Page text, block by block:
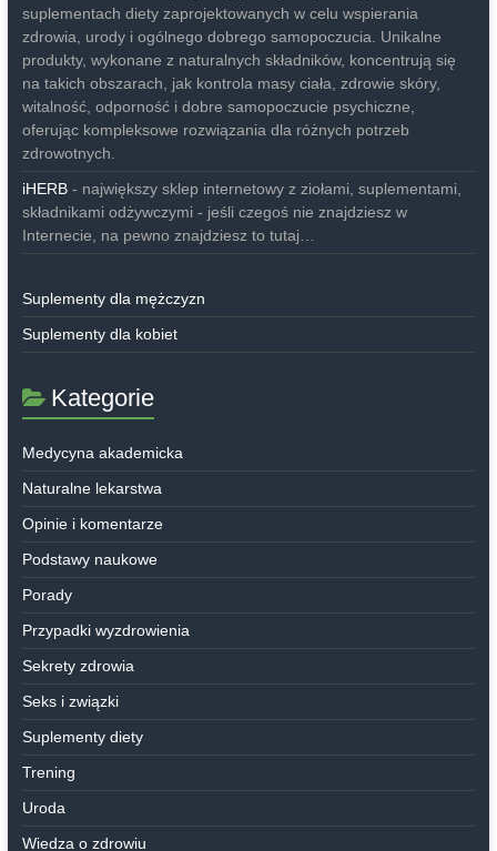
suplementach diety zaprojektowanych w celu wspierania
zdrowia, urody i ogólnego dobrego samopoczucia. Unikalne
produkty, wykonane z naturalnych składników, koncentrują się
na takich obszarach, jak kontrola masy ciała, zdrowie skóry,
witalność, odporność i dobre samopoczucie psychiczne,
oferując kompleksowe rozwiązania dla różnych potrzeb
zdrowotnych.
iHERB- największy sklep internetowy z ziołami, suplementami,
składnikami odżywczymi - jeśli czegoś nie znajdziesz w
Internecie, na pewno znajdziesz to tutaj…
Suplementy dla mężczyzn
Suplementy dla kobiet
Kategorie
Medycyna akademicka
Naturalne lekarstwa
Opinie i komentarze
Podstawy naukowe
Porady
Przypadki wyzdrowienia
Sekrety zdrowia
Seks i związki
Suplementy diety
Trening
Uroda
Wiedza o zdrowiu